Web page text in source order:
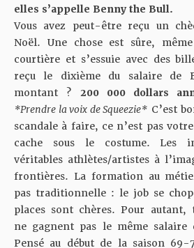
elles s’appelle Benny the Bull.
Vous avez peut-être reçu un
Noël. Une chose est sûre,
courtière et s’essuie avec des
reçu le dixième du salaire de
montant ? 200 000 dollars
*Prendre la voix de Squeezie* C’est
scandale à faire, ce n’est pas
cache sous le costume. Les
véritables athlètes/artistes à
frontières. La formation au
pas traditionnelle : le job se
places sont chères. Pour autant,
ne gagnent pas le même salaire
Pensé au début de la saison